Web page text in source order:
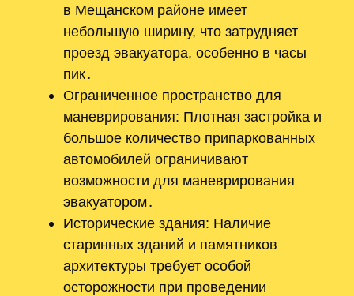
в Мещанском районе имеет
небольшую ширину, что затрудняет
проезд эвакуатора, особенно в часы
пик․
Ограниченное пространство для
маневрирования: Плотная застройка и
большое количество припаркованных
автомобилей ограничивают
возможности для маневрирования
эвакуатором․
Исторические здания: Наличие
старинных зданий и памятников
архитектуры требует особой
осторожности при проведении